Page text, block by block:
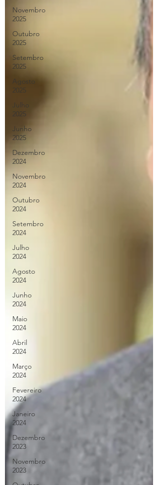
Novembro
2025
Outubro
2025
Setembro
2025
Agosto
2025
Julho
2025
Junho
2025
Dezembro
2024
Novembro
2024
Outubro
2024
Setembro
2024
Julho
2024
Agosto
2024
Junho
2024
Maio
2024
Abril
2024
Março
2024
Fevereiro
2024
Janeiro
2024
Dezembro
2023
Novembro
2023